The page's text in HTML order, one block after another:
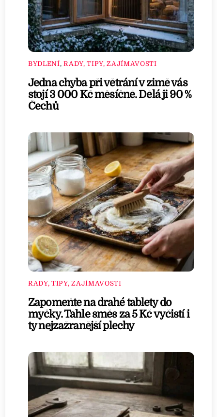
BYDLENÍ,RADY, TIPY, ZAJÍMAVOSTI
Jedna chyba při větrání v zimě vás
stojí 3 000 Kč měsíčně. Dělá ji 90 %
Čechů
RADY, TIPY, ZAJÍMAVOSTI
Zapomeňte na drahé tablety do
myčky. Tahle směs za 5 Kč vyčistí i
ty nejzažranější plechy